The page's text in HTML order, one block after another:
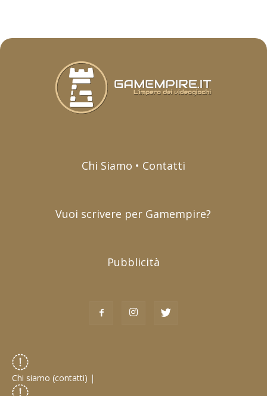
Chi Siamo • Contatti
Vuoi scrivere per Gamempire?
Pubblicità
Chi siamo (contatti) |